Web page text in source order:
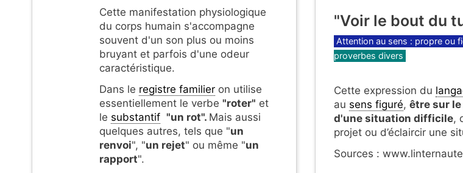
Cette manifestation physiologique
du corps humain s'accompagne
souvent d'un son plus ou moins
bruyant et parfois d'une odeur
caractéristique.
Dans le registre familier on utilise
essentiellement le verbe "roter" et
le substantif "un rot". Mais aussi
quelques autres, tels que "un
renvoi", "un rejet" ou même "un
rapport".
"Voir le bout du
Catégories
Attention au sens : propre ou
proverbes divers
Cette expression du
au sens figuré, être sur
d'une situation difficile,
projet ou d’éclaircir une
Sources :